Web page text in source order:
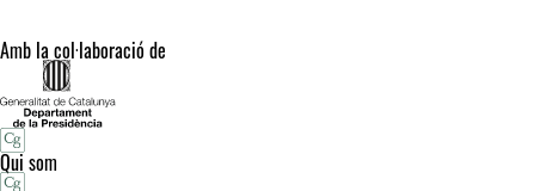
Amb la col·laboració de
Qui som